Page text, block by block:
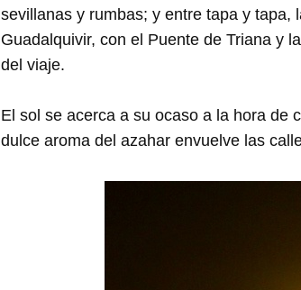
sevillanas y rumbas; y entre tapa y tapa,
Guadalquivir, con el Puente de Triana y
del viaje.
El sol se acerca a su ocaso a la hora de
dulce aroma del azahar envuelve las